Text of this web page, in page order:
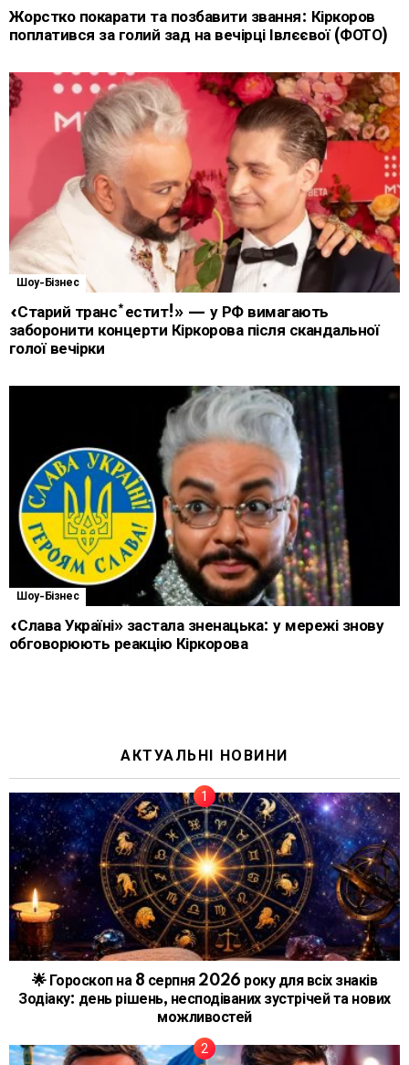
Жорстко покарати та позбавити звання: Кіркоров
поплатився за голий зад на вечірці Івлєєвої (ФОТО)
Шоу-Бізнес
«Старий транс*естит!» — у РФ вимагають
заборонити концерти Кіркорова після скандальної
голої вечірки
Шоу-Бізнес
«Слава Україні» застала зненацька: у мережі знову
обговорюють реакцію Кіркорова
АКТУАЛЬНІ НОВИНИ
🌟 Гороскоп на 8 серпня 2026 року для всіх знаків
Зодіаку: день рішень, несподіваних зустрічей та нових
можливостей